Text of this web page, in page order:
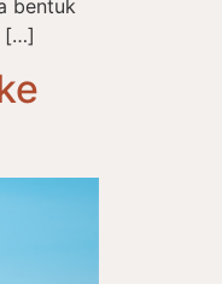
bentuk
[…]